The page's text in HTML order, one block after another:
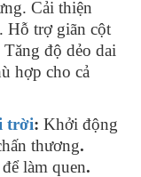
Cải thiện
Hỗ trợ giãn cột
độ dẻo dai
hợp cho cả
trời: Khởi động
thương.
làm quen.